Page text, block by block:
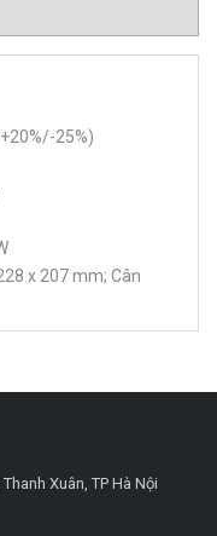
25%)
x 207 mm; Cân
Xuân, TP Hà Nội